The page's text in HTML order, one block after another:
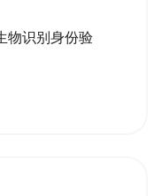
物识别身份验